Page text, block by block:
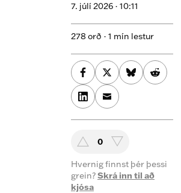
7. júlí 2026 · 10:11
278 orð · 1 mín lestur
0
Hvernig finnst þér þessi
grein?Skrá inn til að
kjósa